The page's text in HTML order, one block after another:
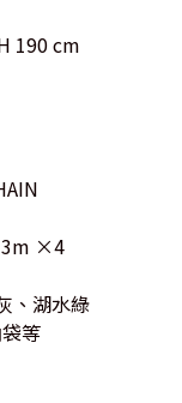
190 cm
×4
、湖水綠
等